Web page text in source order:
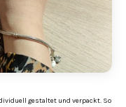
gestaltet und verpackt. So